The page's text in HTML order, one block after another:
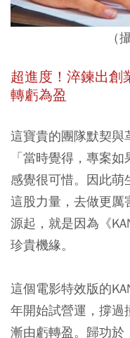
（
超進度！淬鍊出
轉虧為盈
這寶貴的團隊默契與
「當時覺得，專案
感覺很可惜。因此
這股力量，去做更厲
源起，就是因為《
珍貴機緣。
這個電影特效版的
年開始試營運，撐過
漸由虧轉盈。歸功於